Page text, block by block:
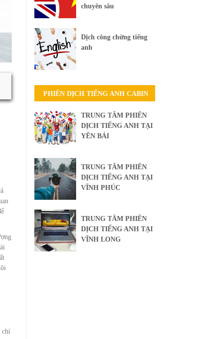
chí
chuyên sâu
Dịch công chứng tiếng
anh
PHIÊN DỊCH TIẾNG ANH CABIN
TRUNG TÂM PHIÊN
DỊCH TIẾNG ANH TẠI
YÊN BÁI
TRUNG TÂM PHIÊN
DỊCH TIẾNG ANH TẠI
VĨNH PHÚC
TRUNG TÂM PHIÊN
DỊCH TIẾNG ANH TẠI
VĨNH LONG